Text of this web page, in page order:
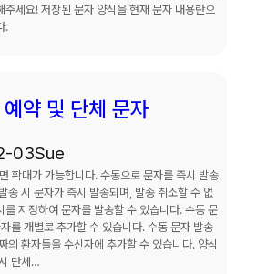
주세요! 저장된 문자 양식을 현재 문자 내용란으
.
약 및 단체 문자
03Sue
확대가 가능합니다. 수동으로 문자를 즉시 발송
송 시 문자가 즉시 발송되며, 발송 취소할 수 없
를 지정하여 문자를 발송할 수 있습니다. 수동 문
를 개별로 추가할 수 있습니다. 수동 문자 발송
의 환자들을 수신자에 추가할 수 있습니다. 양식
단체…